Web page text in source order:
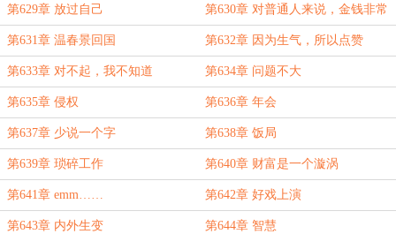
砺前行）
第629章 放过自己 第630章 对普通人来说，金钱非常
重要
第631章 温春景回国 第632章 因为生气，所以点赞
第633章 对不起，我不知道 第634章 问题不大
第635章 侵权 第636章 年会
第637章 少说一个字 第638章 饭局
第639章 琐碎工作 第640章 财富是一个漩涡
第641章 emm…… 第642章 好戏上演
第643章 内外生变 第644章 智慧